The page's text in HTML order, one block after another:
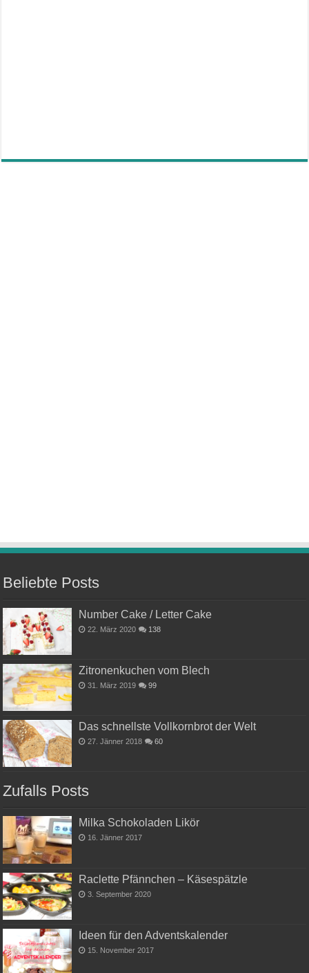
Beliebte Posts
Number Cake / Letter Cake
22. März 2020 138
Zitronenkuchen vom Blech
31. März 2019 99
Das schnellste Vollkornbrot der Welt
27. Jänner 2018 60
Zufalls Posts
Milka Schokoladen Likör
16. Jänner 2017
Raclette Pfännchen – Käsespätzle
3. September 2020
Ideen für den Adventskalender
15. November 2017